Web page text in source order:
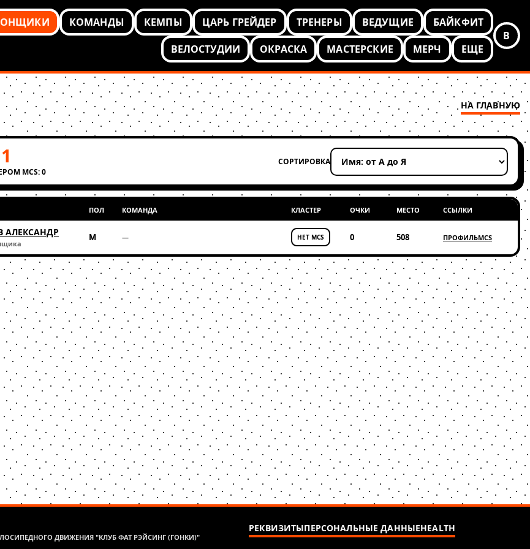
КОМАНДЫ КЕМПЫ ЦАРЬ ГРЕЙДЕР ТРЕНЕРЫ ВЕДУЩИЕ
БАЙКФИТ
ВЕЛОСТУДИИ
ОКРАСКА МАСТЕРСКИЕ МЕРЧ ЕЩЕ
В
НА ГЛАВНУЮ
1
MCS: 0
СОРТИРОВКА
Применить сортировку
ПОЛ КОМАНДА КЛАСТЕР ОЧКИ МЕСТО ССЫЛКИ
АЛЕКСАНДР М — НЕТ MCS 0 508 ПРОФИЛЬMCS
ДВИЖЕНИЯ "КЛУБ ФАТ РЭЙСИНГ (ГОНКИ)"
РЕКВИЗИТЫПЕРСОНАЛЬНЫЕ ДАННЫЕHEALTH